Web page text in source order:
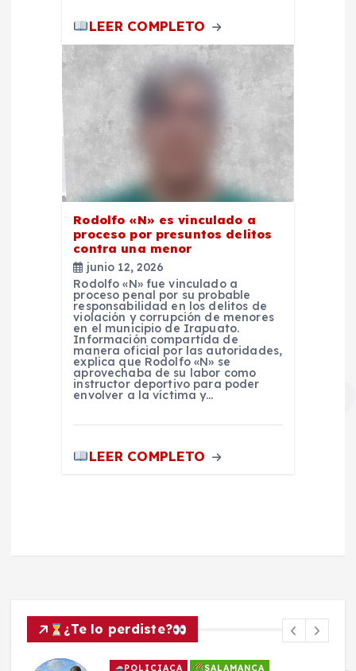
LEER COMPLETO
Rodolfo «N» es vinculado a
proceso por presuntos delitos
contra una menor
junio 12, 2026
Rodolfo «N» fue vinculado a
proceso penal por su probable
responsabilidad en los delitos de
violación y corrupción de menores
en el municipio de Irapuato.
Información compartida de
manera oficial por las autoridades,
explica que Rodolfo «N» se
aprovechaba de su labor como
instructor deportivo para poder
envolver a la víctima y…
LEER COMPLETO
¿Te lo perdiste?
POLICIACA SALAMANCA